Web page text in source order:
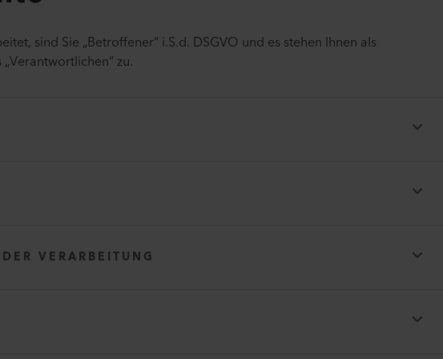
sind Sie „Betroffener“ i.S.d. DSGVO und es stehen Ihnen als
zu.
gegenüber denen die Sie betreffenden
VERARBEITUNG